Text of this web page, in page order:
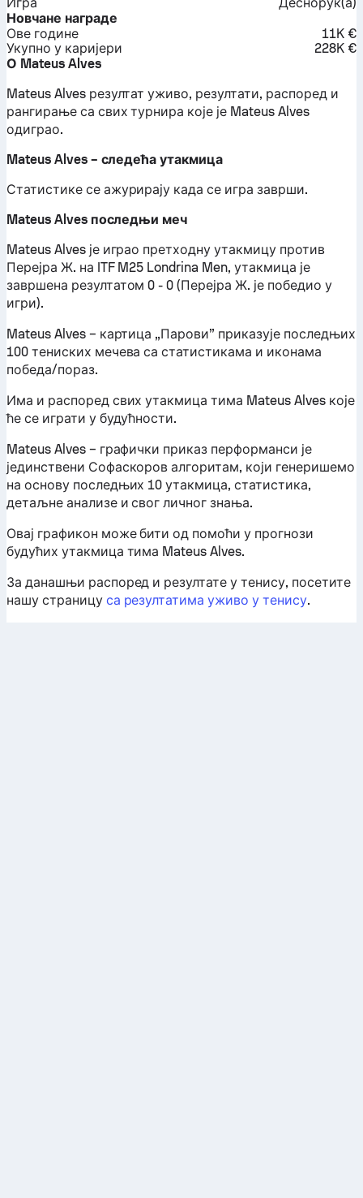
Новчане награде
Ове године
11K €
Укупно у каријери
228K €
О Mateus Alves
Mateus Alves резултат уживо, резултати, распоред и
рангирање са свих турнира које је Mateus Alves
одиграо.
Mateus Alves – следећа утакмица
Статистике се ажурирају када се игра заврши.
Mateus Alves последњи меч
Mateus Alves је играо претходну утакмицу против
Перејра Ж. на ITF M25 Londrina Men, утакмица је
завршена резултатом 0 - 0 (Перејра Ж. је победио у
игри).
Mateus Alves – картица „Парови” приказује последњих
100 тениских мечева са статистикама и иконама
победа/пораз.
Има и распоред свих утакмица тима Mateus Alves које
ће се играти у будућности.
Mateus Alves – графички приказ перформанси је
јединствени Софаскоров алгоритам, који генеришемо
на основу последњих 10 утакмица, статистика,
детаљне анализе и свог личног знања.
Овај графикон може бити од помоћи у прогнози
будућих утакмица тима Mateus Alves.
За данашњи распоред и резултате у тенису, посетите
нашу страницу са резултатима уживо у тенису.